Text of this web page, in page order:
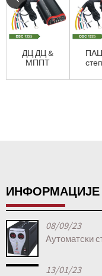
ДЦ ДЦ &
МППТ
пуњач 12В
ИНФОРМАЦИЈЕ
08/09/23
Аутоматски
13/01/23